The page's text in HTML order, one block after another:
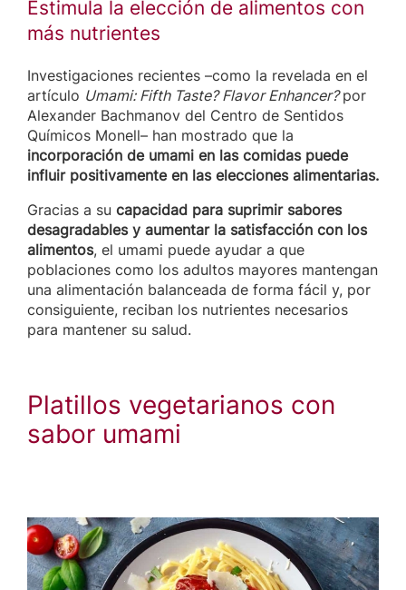
Estimula la elección de alimentos con
más nutrientes
Investigaciones recientes –como la revelada en el
artículo Umami: Fifth Taste? Flavor Enhancer?por
Alexander Bachmanov del Centro de Sentidos
Químicos Monell– han mostrado que la
incorporación de umami en las comidas puede
influir positivamente en las elecciones alimentarias.
Gracias a su capacidad para suprimir sabores
desagradables y aumentar la satisfacción con los
alimentos, el umami puede ayudar a que
poblaciones como los adultos mayores mantengan
una alimentación balanceada de forma fácil y, por
consiguiente, reciban los nutrientes necesarios
para mantener su salud.
Platillos vegetarianos con
sabor umami